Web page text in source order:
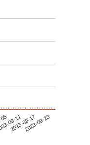
09-11
2023-09-172023-09-23